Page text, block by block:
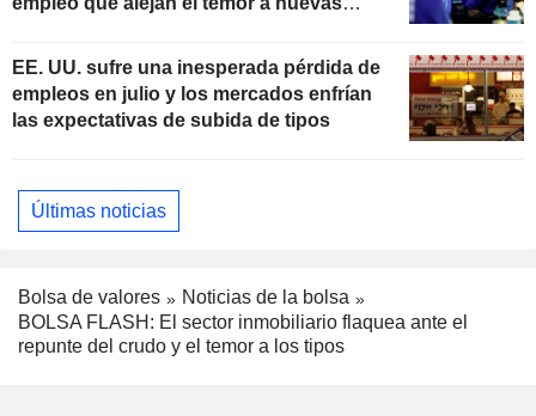
EE. UU. sufre una inesperada pérdida de
empleos en julio y los mercados enfrían
las expectativas de subida de tipos
Últimas noticias
Bolsa de valores
Noticias de la bolsa
BOLSA FLASH: El sector inmobiliario flaquea ante el
repunte del crudo y el temor a los tipos